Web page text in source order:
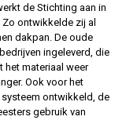
de Stichting aan in
ontwikkelde zij al
dakpan. De oude
ingeleverd, die
het materiaal weer
Ook voor het
systeem ontwikkeld, de
gebruik van